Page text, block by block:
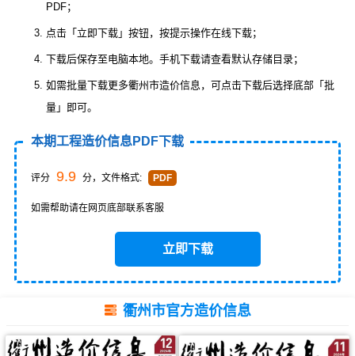
PDF；
点击「立即下载」按钮，按提示操作在线下载；
下载后保存至电脑本地。手机下载请查看默认存储目录；
如需批量下载更多衢州市造价信息，可点击下载后选择底部「批
量」即可。
本期工程造价信息PDF下载
评分 9.9 分，文件格式: PDF
如需帮助请在网页底部联系客服
立即下载
衢州市官方造价信息